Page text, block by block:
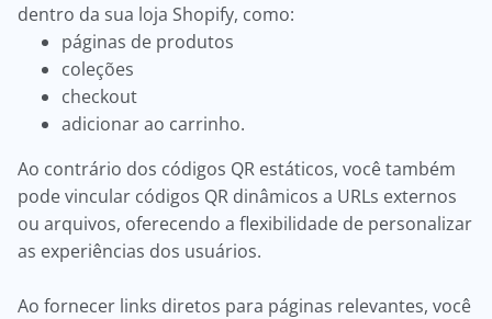
dentro da sua loja Shopify, como:
páginas de produtos
coleções
checkout
adicionar ao carrinho.
Ao contrário dos códigos QR estáticos, você também
pode vincular códigos QR dinâmicos a URLs externos
ou arquivos, oferecendo a flexibilidade de personalizar
as experiências dos usuários.
Ao fornecer links diretos para páginas relevantes, você